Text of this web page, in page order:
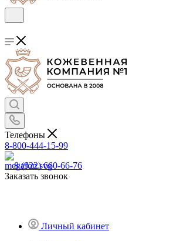
Телефоны
8-800-444-15-99
8 (922) 660-66-76
Заказать звонок
Личный кабинет